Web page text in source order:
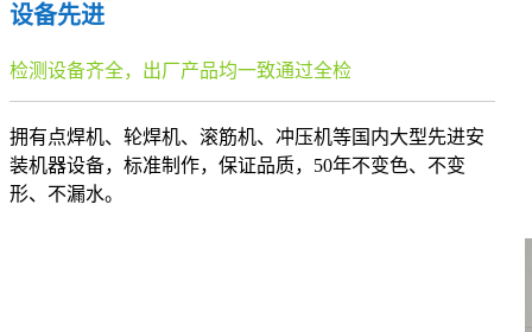
设备先进
检测设备齐全，出厂产品均一致通过全检
拥有点焊机、轮焊机、滚筋机、冲压机等国内大型先进安
装机器设备，标准制作，保证品质，50年不变色、不变
形、不漏水。